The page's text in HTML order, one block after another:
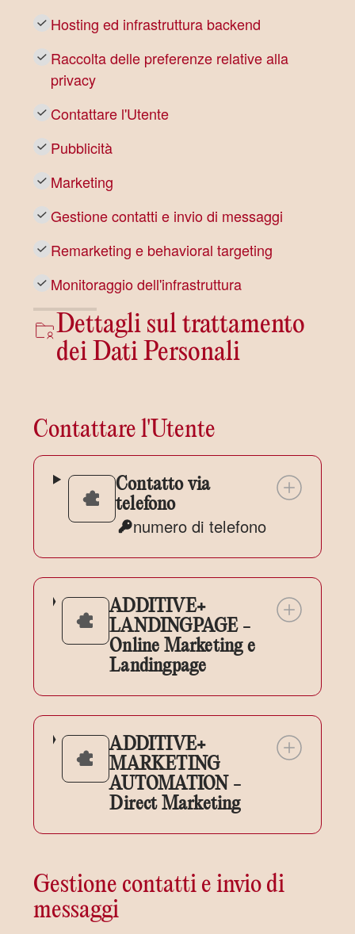
Hosting ed infrastruttura backend
Raccolta delle preferenze relative alla
privacy
Contattare l'Utente
Pubblicità
Marketing
Gestione contatti e invio di messaggi
Remarketing e behavioral targeting
Monitoraggio dell'infrastruttura
Dettagli sul trattamento
dei Dati Personali
Contattare l'Utente
Contatto via
telefono
Dati
Personali
trattati:
numero di telefono
ADDITIVE+
LANDINGPAGE -
Online Marketing e
Landingpage
ADDITIVE+
MARKETING
AUTOMATION -
Direct Marketing
Gestione contatti e invio di
messaggi